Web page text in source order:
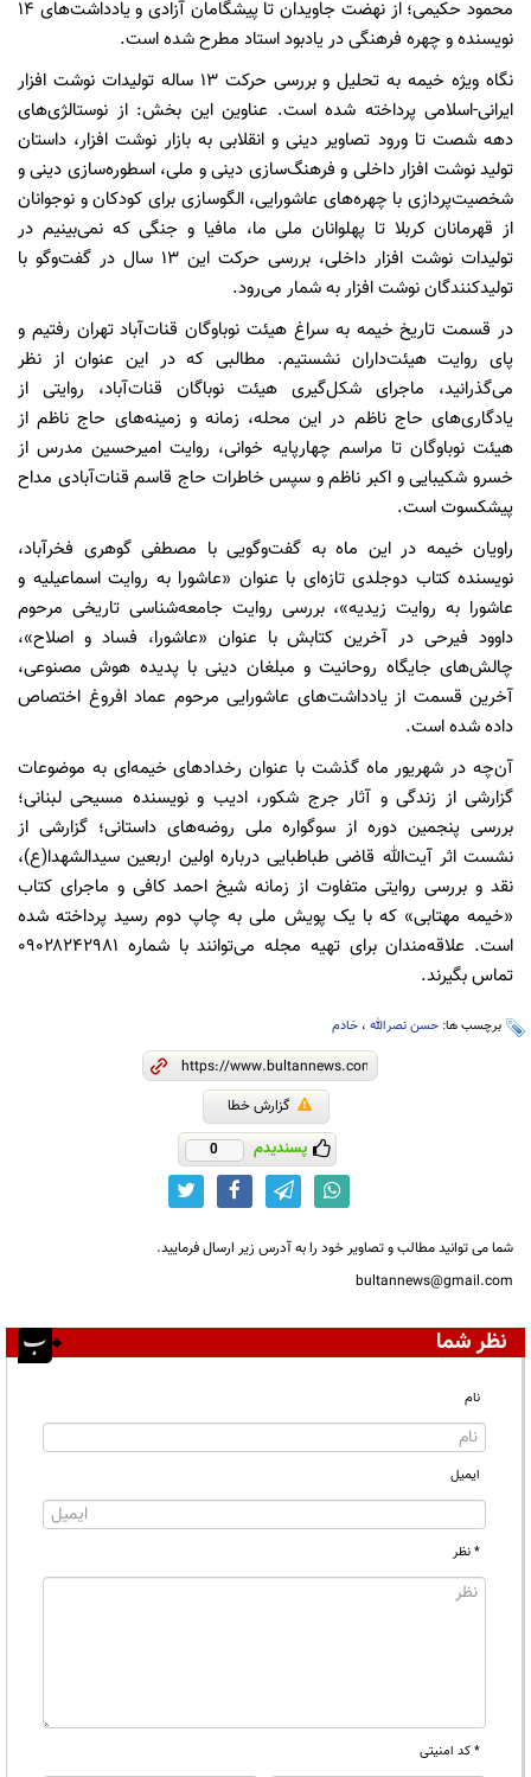
محمود حکیمی؛ از نهضت جاویدان تا پیشگامان آزادی و یادداشت‌های ۱۴
نویسنده و چهره فرهنگی در یادبود استاد مطرح شده است.
نگاه ویژه خیمه به تحلیل و بررسی حرکت ۱۳ ساله تولیدات نوشت افزار
ایرانی-اسلامی پرداخته شده است. عناوین این بخش: از نوستالژی‌های
دهه شصت تا ورود تصاویر دینی و انقلابی به بازار نوشت افزار، داستان
تولید نوشت افزار داخلی و فرهنگ‌سازی دینی و ملی، اسطوره‌سازی دینی و
شخصیت‌پردازی با چهره‌های عاشورایی، الگوسازی برای کودکان و نوجوانان
از قهرمانان کربلا تا پهلوانان ملی ما، مافیا و جنگی که نمی‌بینیم در
تولیدات نوشت افزار داخلی، بررسی حرکت این ۱۳ سال در گفت‌وگو با
تولیدکنندگان نوشت افزار به شمار می‌رود.
در قسمت تاریخ خیمه به سراغ هیئت نوباوگان قنات‌آباد تهران رفتیم و
پای روایت هیئت‌داران نشستیم. مطالبی که در این عنوان از نظر
می‌گذرانید، ماجرای شکل‌گیری هیئت نوباگان قنات‌آباد، روایتی از
یادگاری‌های حاج ناظم در این محله، زمانه و زمینه‌های حاج ناظم از
هیئت نوباوگان تا مراسم چهارپایه خوانی، روایت امیرحسین مدرس از
خسرو شکیبایی و اکبر ناظم و سپس خاطرات حاج قاسم قنات‌آبادی مداح
پیشکسوت است.
راویان خیمه در این ماه به گفت‌وگویی با مصطفی گوهری فخرآباد،
نویسنده کتاب دوجلدی تازه‌ای با عنوان «عاشورا به روایت اسماعیلیه و
عاشورا به روایت زیدیه»، بررسی روایت جامعه‌شناسی تاریخی مرحوم
داوود فیرحی در آخرین کتابش با عنوان «عاشورا، فساد و اصلاح»،
چالش‌های جایگاه روحانیت و مبلغان دینی با پدیده هوش مصنوعی،
آخرین قسمت از یادداشت‌های عاشورایی مرحوم عماد افروغ اختصاص
داده شده است.
آن‌چه در شهریور ماه گذشت با عنوان رخدادهای خیمه‌ای به موضوعات
گزارشی از زندگی و آثار جرج شکور، ادیب و نویسنده مسیحی لبنانی؛
بررسی پنجمین دوره از سوگواره ملی روضه‌های داستانی؛ گزارشی از
نشست اثر آیت‌الله قاضی طباطبایی درباره اولین اربعین سیدالشهدا(ع)،
نقد و بررسی روایتی متفاوت از زمانه شیخ احمد کافی و ماجرای کتاب
«خیمه مهتابی» که با یک پویش ملی به چاپ دوم رسید پرداخته شده
است. علاقه‌مندان برای تهیه مجله می‌توانند با شماره ۰۹۰۲۸۲۴۲۹۸۱
تماس بگیرند.
برچسب ها: حسن نصرالله ، خادم
گزارش خطا
پسندیدم 0
شما می توانید مطالب و تصاویر خود را به آدرس زیر ارسال فرمایید.
bultannews@gmail.com
نظر شما
نام
ایمیل
* نظر
* کد امنیتی